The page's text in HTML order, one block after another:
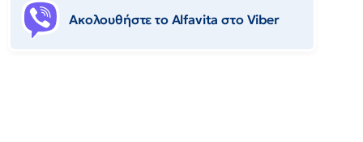
Ακολουθήστε το Αlfavita στο Viber